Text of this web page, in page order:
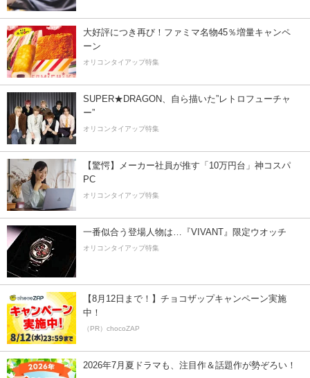
大好評につき再び！ファミマ名物45％増量キャンペ
ーン
オリコンタイアップ特集
SUPER★DRAGON、自ら描いた”レトロフューチャ
ー”
オリコンタイアップ特集
【驚愕】メーカー社員が推す「10万円台」神コスパ
PC
オリコンタイアップ特集
一番似合う登場人物は…『VIVANT』限定ウオッチ
オリコンタイアップ特集
【8月12日まで！】チョコザップキャンペーン実施
中！
（PR）chocoZAP
2026年7月夏ドラマも、注目作＆話題作が勢ぞろい！